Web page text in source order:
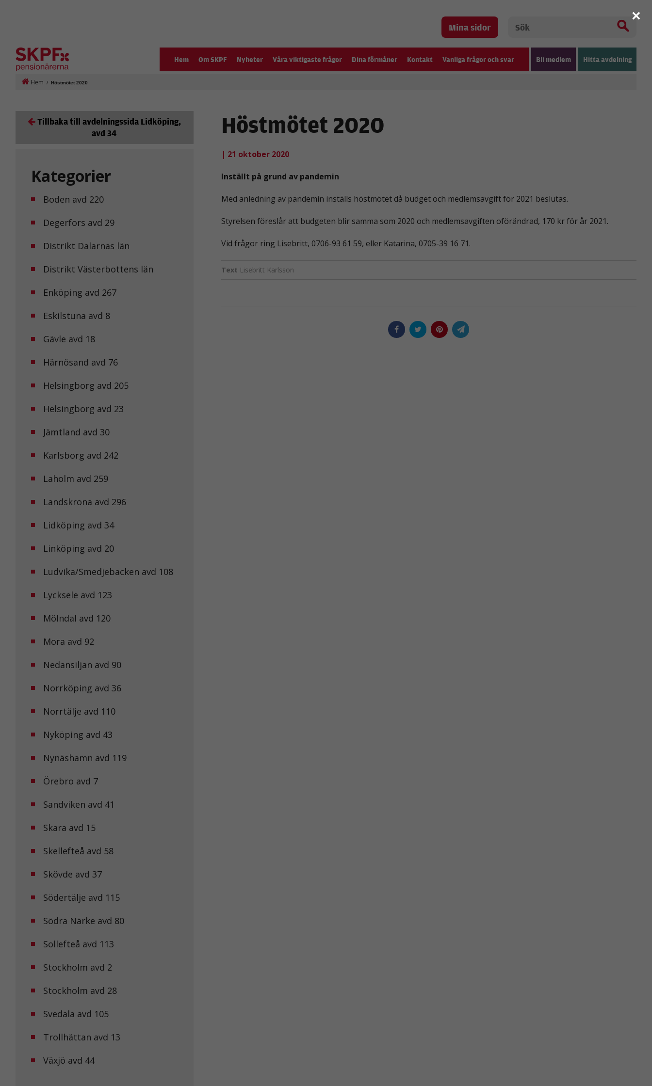
Mina sidor
Hem Om SKPF Nyheter Våra viktigaste frågor Dina förmåner Kontakt Vanliga frågor och svar Bli medlem Hitta avdelning
Hem / Höstmötet 2020
Tillbaka till avdelningssida Lidköping,
avd 34
Kategorier
Boden avd 220
Degerfors avd 29
Distrikt Dalarnas län
Distrikt Västerbottens län
Enköping avd 267
Eskilstuna avd 8
Gävle avd 18
Härnösand avd 76
Helsingborg avd 205
Helsingborg avd 23
Jämtland avd 30
Karlsborg avd 242
Laholm avd 259
Landskrona avd 296
Lidköping avd 34
Linköping avd 20
Ludvika/Smedjebacken avd 108
Lycksele avd 123
Mölndal avd 120
Mora avd 92
Nedansiljan avd 90
Norrköping avd 36
Norrtälje avd 110
Nyköping avd 43
Nynäshamn avd 119
Örebro avd 7
Sandviken avd 41
Skara avd 15
Skellefteå avd 58
Skövde avd 37
Södertälje avd 115
Södra Närke avd 80
Sollefteå avd 113
Stockholm avd 2
Stockholm avd 28
Svedala avd 105
Trollhättan avd 13
Växjö avd 44
Höstmötet 2020
| 21 oktober 2020
Inställt på grund av pandemin
Med anledning av pandemin inställs höstmötet då budget och medlemsavgift för 2021 beslutas.
Styrelsen föreslår att budgeten blir samma som 2020 och medlemsavgiften oförändrad, 170 kr för år 2021.
Vid frågor ring Lisebritt, 0706-93 61 59, eller Katarina, 0705-39 16 71.
Text Lisebritt Karlsson
×